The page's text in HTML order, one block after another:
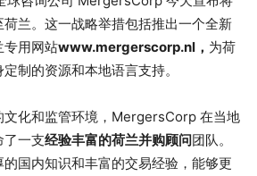
兰。这一战略举措包括推出一个全新
专用网站www.mergerscorp.nl， 为荷
制的资源和本地语言支持。
文化和监管环境，MergersCorp 在当地
了一支经验丰富的荷兰并购顾问团队。
国内知识和丰富的交易经验，能够更